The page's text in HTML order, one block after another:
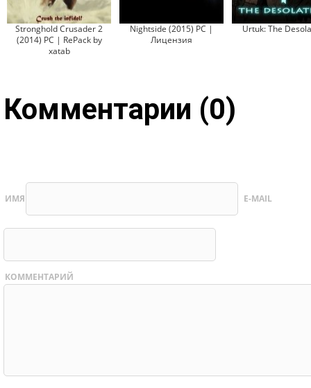
Stronghold Crusader 2
(2014) PC | RePack by
xatab
Nightside (2015) PC |
Лицензия
Urtuk: The
Комментарии (0)
ИМЯ E-MAIL
КОММЕНТАРИЙ